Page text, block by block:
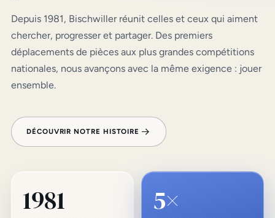
Depuis 1981, Bischwiller réunit celles et ceux qui aiment
chercher, progresser et partager. Des premiers
déplacements de pièces aux plus grandes compétitions
nationales, nous avançons avec la même exigence : jouer
ensemble.
DÉCOUVRIR NOTRE HISTOIRE
1981 5×